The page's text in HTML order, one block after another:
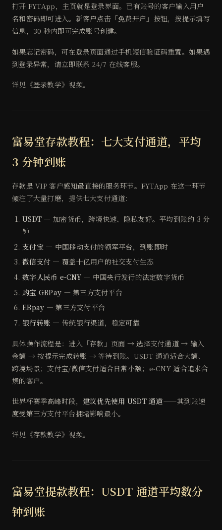
打开 FYTApp，主页就是登录界面。已有账号的客户输入用户
名和密码即可进入。新客户点击「免费开户」按钮，按提示填写
信息，30 秒内即可完成账号创建。
如果忘记密码，可在登录页面通过手机短信验证码重置。如果遇
到登录异常，请立即联系 24/7 在线客服。
详见《登录教学》视频。
富易堂存款教程：七大支付通道，平均
3 分钟到账
存款是 VIP 客户感知最直接的服务环节。FYTApp 在这一环节
倾注了大量打磨，提供七大支付通道：
USDT — 加密货币，跨境快速、隐私友好。平均到账约 3 分
钟
支付宝 — 中国移动支付的领军平台，到账即时
微信支付 — 覆盖十亿用户的社交支付生态
数字人民币 e-CNY — 中国央行发行的法定数字货币
购宝 GBPay — 第三方支付平台
EBpay — 第三方支付平台
银行转账 — 传统银行渠道，稳定可靠
具体操作流程是：进入「存款」页面 → 选择支付通道 → 输入
金额 → 按提示完成转账 → 等待到账。USDT 通道适合大额、
跨境场景；支付宝/微信支付适合日常小额；e-CNY 适合追求合
规的客户。
世界杯赛季高峰时段， 建议优先使用 USDT 通道——其到账速
度受第三方支付平台拥堵影响最小。
详见《存款教学》视频。
富易堂提款教程：USDT 通道平均数分
钟到账